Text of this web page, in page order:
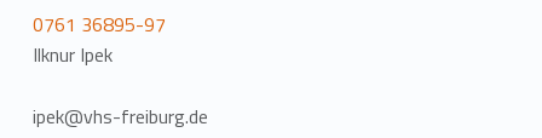
0761 36895-97
Ilknur Ipek
ipek@vhs-freiburg.de